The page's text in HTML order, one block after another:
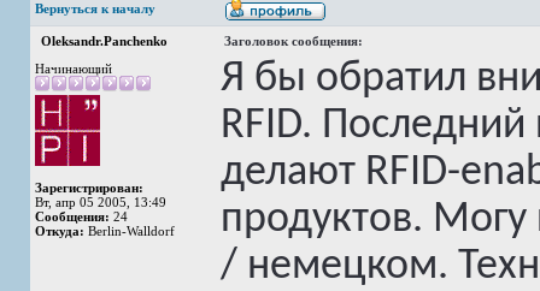
Вернуться к началу
Oleksandr.Panchenko
Заголовок сообщения:
Начинающий
Зарегистрирован:
Вт, апр 05 2005, 13:49
Сообщения: 24
Откуда: Berlin-Walldorf
Я бы обратил
RFID.
делают RFID-
продуктов. Могу
/ немецком.